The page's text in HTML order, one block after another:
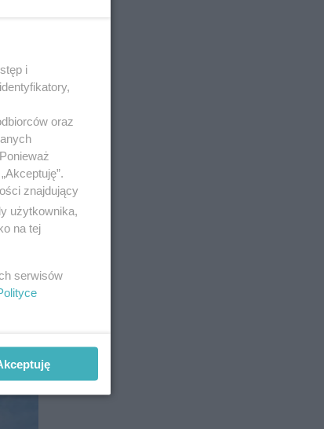
9
i
oraz
znajdujący
użytkownika,
na tej
serwisów